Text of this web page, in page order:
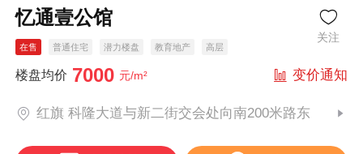
忆通壹公馆
在售 普通住宅 潜力楼盘 教育地产 高层
楼盘均价 7000 元/m² 变价通知
红旗 科隆大道与新二街交会处向南200米路东
关注